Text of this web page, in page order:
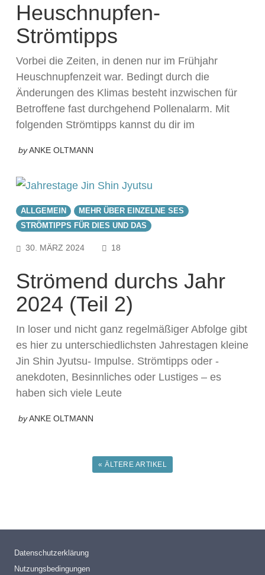
Heuschnupfen-
Strömtipps
Vorbei die Zeiten, in denen nur im Frühjahr
Heuschnupfenzeit war. Bedingt durch die
Änderungen des Klimas besteht inzwischen für
Betroffene fast durchgehend Pollenalarm. Mit
folgenden Strömtipps kannst du dir im
byANKE OLTMANN
ALLGEMEIN
MEHR ÜBER EINZELNE SES
STRÖMTIPPS FÜR DIES UND DAS
30. MÄRZ 2024 18
Strömend durchs Jahr
2024 (Teil 2)
In loser und nicht ganz regelmäßiger Abfolge gibt
es hier zu unterschiedlichsten Jahrestagen kleine
Jin Shin Jyutsu- Impulse. Strömtipps oder -
anekdoten, Besinnliches oder Lustiges – es
haben sich viele Leute
byANKE OLTMANN
« ÄLTERE ARTIKEL
Datenschutzerklärung
Nutzungsbedingungen